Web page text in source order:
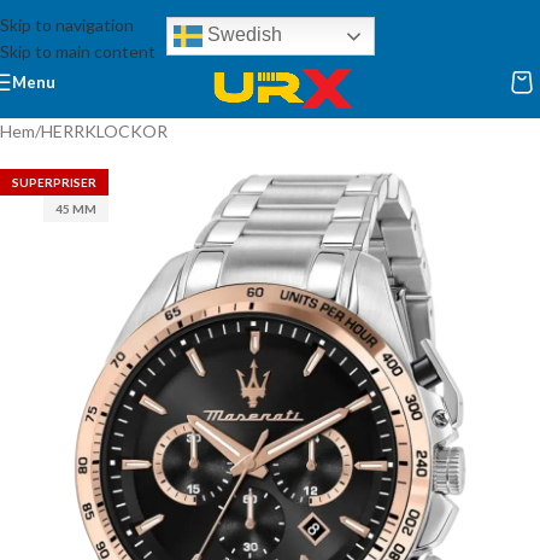
Skip to navigation
Skip to main content
Swedish
Menu
Hem/HERRKLOCKOR
SUPERPRISER
45 MM